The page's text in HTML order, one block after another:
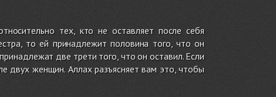
тех, кто не оставляет после себя
то ей принадлежит половина того, что он
две трети того, что он оставил. Если
двух женщин. Аллах разъясняет вам это, чтобы